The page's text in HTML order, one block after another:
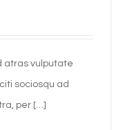
atras vulputate
sociosqu ad
per […]